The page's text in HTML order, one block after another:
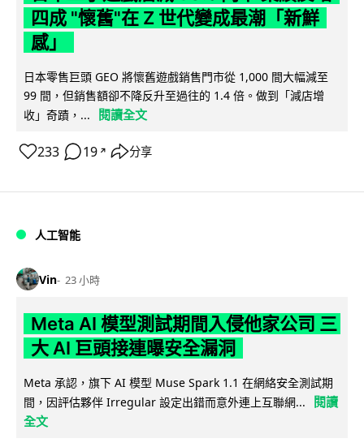
四成 "懷舊"在 Z 世代變成最潮「新鮮
感」
日本零售巨頭 GEO 將懷舊遊戲銷售門市從 1,000 間大幅減至
99 間，但銷售額卻不降反升至過往的 1.4 倍。做到「減店增
收」奇蹟，...
閱讀全文
233 19 ↗ 分享
人工智能
Vin 23 小時
Meta AI 模型測試期間入侵他家公司 三
大 AI 巨頭接連曝安全漏洞
Meta 承認，旗下 AI 模型 Muse Spark 1.1 在網絡安全測試期
間，因評估夥伴 Irregular 設定出錯而意外連上互聯網...
閱讀
全文